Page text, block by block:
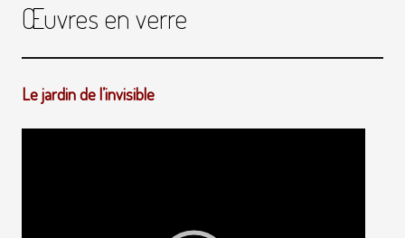
Œuvres en verre
Le jardin de l’invisible